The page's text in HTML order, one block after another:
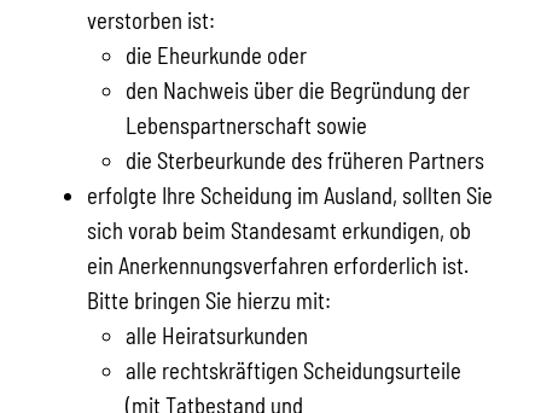
verstorben ist:
die Eheurkunde oder
den Nachweis über die Begründung der
Lebenspartnerschaft sowie
die Sterbeurkunde des früheren Partners
erfolgte Ihre Scheidung im Ausland, sollten Sie
sich vorab beim Standesamt erkundigen, ob
ein Anerkennungsverfahren erforderlich ist.
Bitte bringen Sie hierzu mit:
alle Heiratsurkunden
alle rechtskräftigen Scheidungsurteile
(mit Tatbestand und